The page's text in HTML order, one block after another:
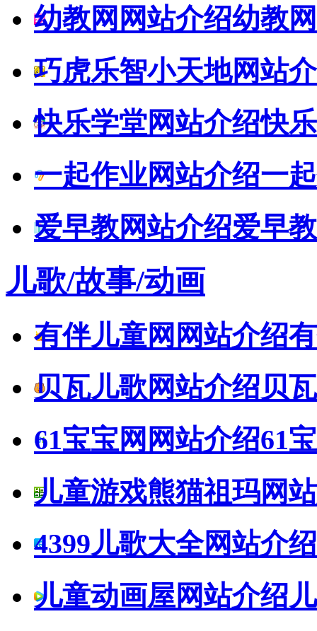
幼教网网站介绍幼教网
巧虎乐智小天地网站
快乐学堂网站介绍快
一起作业网站介绍一
爱早教网站介绍爱早教
儿歌/故事/动画
有伴儿童网网站介绍
贝瓦儿歌网站介绍贝
61宝宝网网站介绍61
儿童游戏熊猫祖玛网
4399儿歌大全网站介绍
儿童动画屋网站介绍